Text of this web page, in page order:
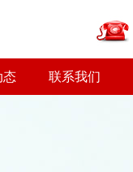
态 联系我们